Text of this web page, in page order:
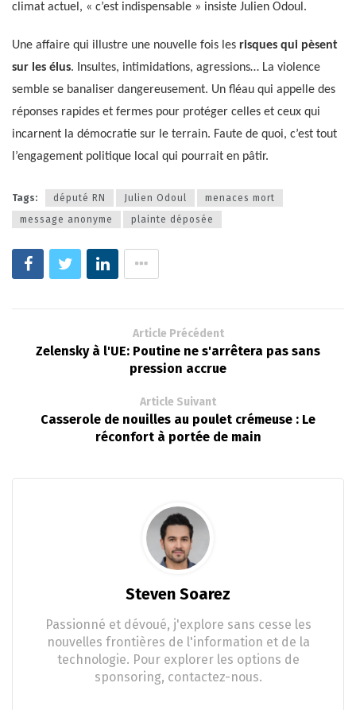
climat actuel, « c’est indispensable » insiste Julien Odoul.
Une affaire qui illustre une nouvelle fois les risques qui pèsent
sur les élus. Insultes, intimidations, agressions… La violence
semble se banaliser dangereusement. Un fléau qui appelle des
réponses rapides et fermes pour protéger celles et ceux qui
incarnent la démocratie sur le terrain. Faute de quoi, c’est tout
l’engagement politique local qui pourrait en pâtir.
Tags: député RN Julien Odoul
menaces mort
message anonyme
plainte déposée
Article Précédent
Zelensky à l'UE: Poutine ne s'arrêtera pas sans
pression accrue
Article Suivant
Casserole de nouilles au poulet crémeuse : Le
réconfort à portée de main
Steven Soarez
Passionné et dévoué, j'explore sans cesse les
nouvelles frontières de l'information et de la
technologie. Pour explorer les options de
sponsoring, contactez-nous.